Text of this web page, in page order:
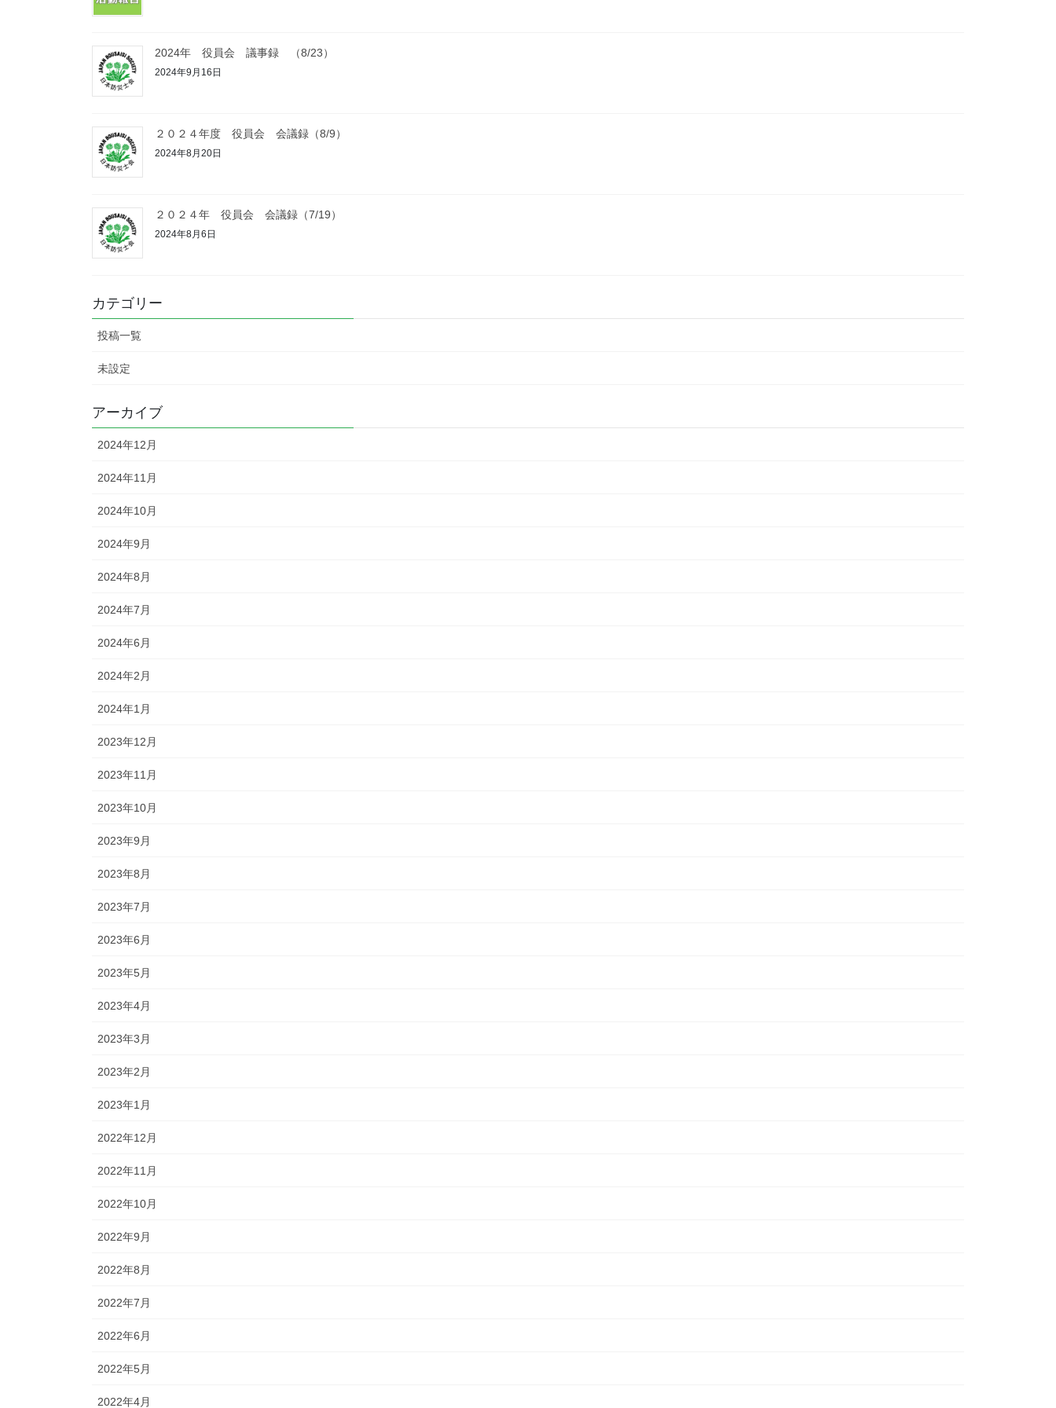
2024年 役員会 議事録 （8/23）
2024年9月16日
２０２４年度 役員会 会議録（8/9）
2024年8月20日
２０２４年 役員会 会議録（7/19）
2024年8月6日
カテゴリー
投稿一覧
未設定
アーカイブ
2024年12月
2024年11月
2024年10月
2024年9月
2024年8月
2024年7月
2024年6月
2024年2月
2024年1月
2023年12月
2023年11月
2023年10月
2023年9月
2023年8月
2023年7月
2023年6月
2023年5月
2023年4月
2023年3月
2023年2月
2023年1月
2022年12月
2022年11月
2022年10月
2022年9月
2022年8月
2022年7月
2022年6月
2022年5月
2022年4月